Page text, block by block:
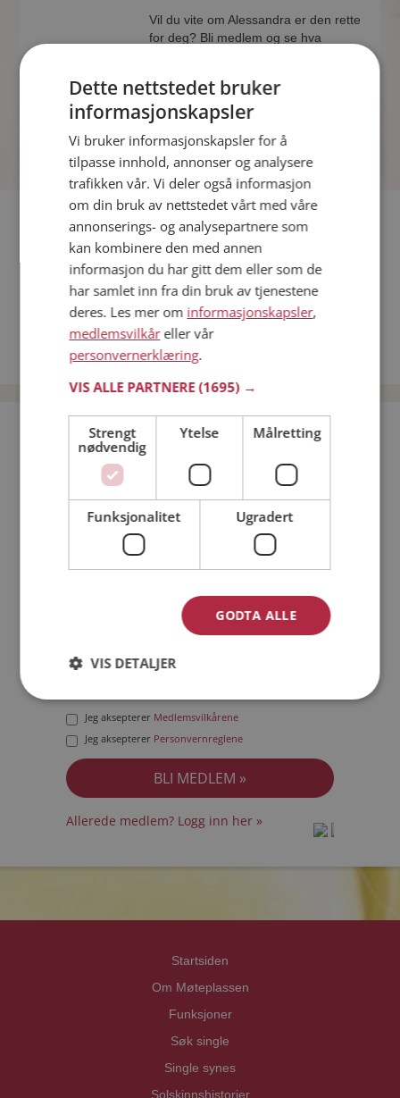
Vil du vite om Alessandra er den rette
for deg? Bli medlem og se hva
selv?
Fler single
Flere singlekvinner fra Fredrikstad:Sissel Anette ,Jenta
Menn fra Fredrikstad
Date kvinner i Norge
Date menn i Norge
Bli medlem gratis!
Jeg er en: Mann Kvinne
Min alder:
Jeg aksepterer Medlemsvilkårene
Jeg aksepterer Personvernreglene
Allerede medlem? Logg inn her »
Startsiden
Om Møteplassen
Funksjoner
Søk single
Single synes
Solskinnshistorier
Dette nettstedet bruker
informasjonskapsler
Vi bruker informasjonskapsler for å
tilpasse innhold, annonser og analysere
trafikken vår. Vi deler også informasjon
om din bruk av nettstedet vårt med våre
annonserings- og analysepartnere som
kan kombinere den med annen
informasjon du har gitt dem eller som de
har samlet inn fra din bruk av tjenestene
deres. Les mer om informasjonskapsler,
medlemsvilkåreller vår
personvernerklæring.
VIS ALLE PARTNERE(1695) →
Strengt
nødvendig
Ytelse Målretting
Funksjonalitet Ugradert
GODTA ALLE
VIS DETALJER